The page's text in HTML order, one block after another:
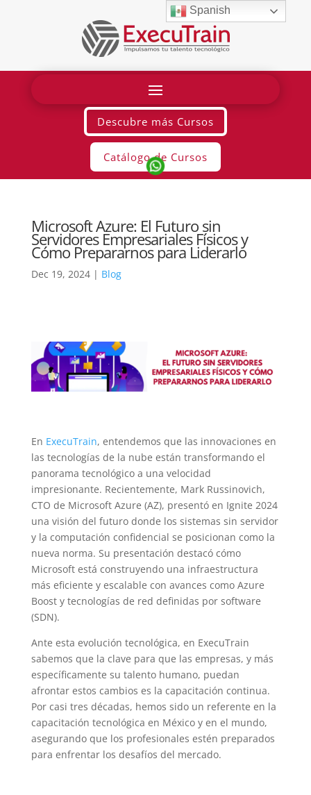
Descubre más Cursos
Catálogo de Cursos
Microsoft Azure: El Futuro sin
Servidores Empresariales Físicos y
Cómo Prepararnos para Liderarlo
Dec 19, 2024| Blog
En ExecuTrain, entendemos que las innovaciones en
las tecnologías de la nube están transformando el
panorama tecnológico a una velocidad
impresionante. Recientemente, Mark Russinovich,
CTO de Microsoft Azure (AZ), presentó en Ignite 2024
una visión del futuro donde los sistemas sin servidor
y la computación confidencial se posicionan como la
nueva norma. Su presentación destacó cómo
Microsoft está construyendo una infraestructura
más eficiente y escalable con avances como Azure
Boost y tecnologías de red definidas por software
(SDN).
Ante esta evolución tecnológica, en ExecuTrain
sabemos que la clave para que las empresas, y más
específicamente su talento humano, puedan
afrontar estos cambios es la capacitación continua.
Por casi tres décadas, hemos sido un referente en la
capacitación tecnológica en México y en el mundo,
asegurando que los profesionales estén preparados
para enfrentar los desafíos del mercado.
Spanish